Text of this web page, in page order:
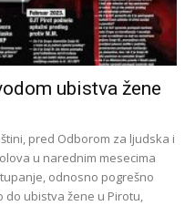
ubistva žene
pred Odborom za ljudska i
u narednim mesecima
odnosno pogrešno
ubistva žene u Pirotu,